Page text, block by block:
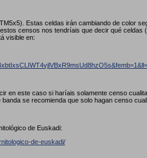
Estas celdas irán cambiando de color
censos nos tendríais que decir qué celdas
visible en:
en este caso si haríais solamente censo
se recomienda que solo hagan censo
de Euskadi:
de-euskadi/